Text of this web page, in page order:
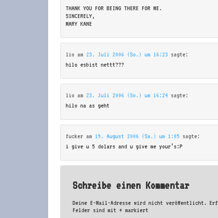
THANK YOU FOR BEING THERE FOR ME.
SINCERELY,
MARY KANE
lio am 23. Juli 2006 (So.) um 16:23 sagte:
hilo esbist nettt???
lio am 23. Juli 2006 (So.) um 16:24 sagte:
hilo na as geht
fucker am 19. August 2006 (Sa.) um 1:05 sagte:
i give u 5 dolars and u give me your’s:P
Schreibe einen Kommentar
Deine E-Mail-Adresse wird nicht veröffentlicht.
Felder sind mit * markiert